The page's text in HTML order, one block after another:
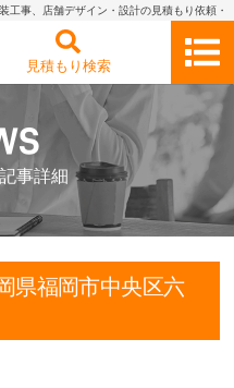
工事、店舗デザイン・設計の見積もり依頼・
見積もり検索
事詳細
県福岡市中央区六